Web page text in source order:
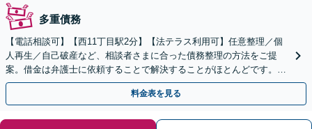
多重債務
【電話相談可】【西11丁目駅2分】【法テラス利用可】任意整理／個
人再生／自己破産など、相談者さまに合った債務整理の方法をご提
案。借金は弁護士に依頼することで解決することがほとんどです。ぜ
ひお早めにご相談ください。【初回相談無料】
料金表を見る